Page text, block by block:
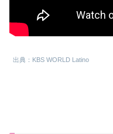
出典：KBS WORLD Latino